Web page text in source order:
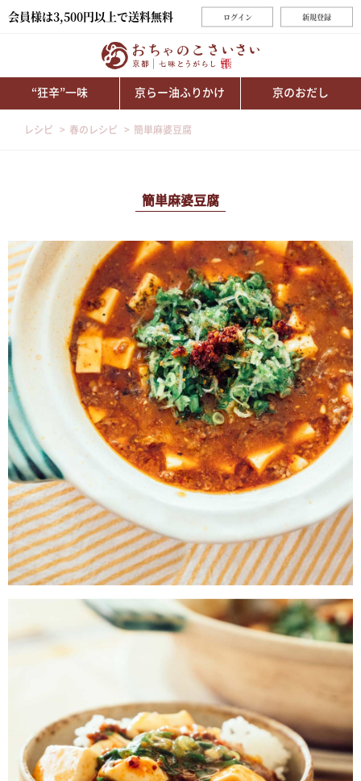
会員様は3,500円以上で送料無料 ログイン 新規登録
“狂辛”一味 京らー油ふりかけ 京のおだし
レシピ 春のレシピ 簡単麻婆豆腐
簡単麻婆豆腐